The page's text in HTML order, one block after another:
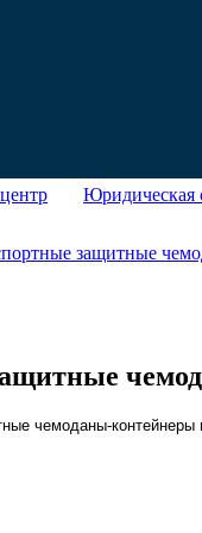
Юридическая
защитные
чемоданы-